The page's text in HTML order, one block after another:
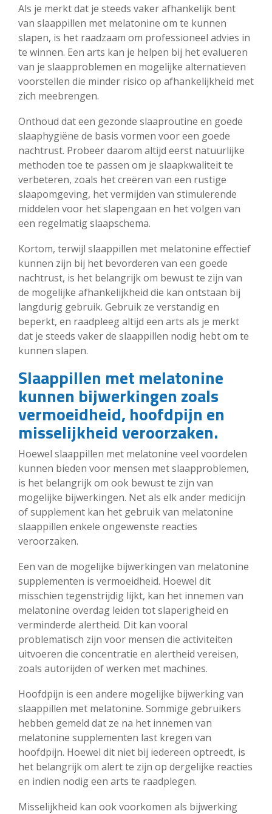
Als je merkt dat je steeds vaker afhankelijk bent
van slaappillen met melatonine om te kunnen
slapen, is het raadzaam om professioneel advies in
te winnen. Een arts kan je helpen bij het evalueren
van je slaapproblemen en mogelijke alternatieven
voorstellen die minder risico op afhankelijkheid met
zich meebrengen.
Onthoud dat een gezonde slaaproutine en goede
slaaphygiëne de basis vormen voor een goede
nachtrust. Probeer daarom altijd eerst natuurlijke
methoden toe te passen om je slaapkwaliteit te
verbeteren, zoals het creëren van een rustige
slaapomgeving, het vermijden van stimulerende
middelen voor het slapengaan en het volgen van
een regelmatig slaapschema.
Kortom, terwijl slaappillen met melatonine effectief
kunnen zijn bij het bevorderen van een goede
nachtrust, is het belangrijk om bewust te zijn van
de mogelijke afhankelijkheid die kan ontstaan bij
langdurig gebruik. Gebruik ze verstandig en
beperkt, en raadpleeg altijd een arts als je merkt
dat je steeds vaker de slaappillen nodig hebt om te
kunnen slapen.
Slaappillen met melatonine
kunnen bijwerkingen zoals
vermoeidheid, hoofdpijn en
misselijkheid veroorzaken.
Hoewel slaappillen met melatonine veel voordelen
kunnen bieden voor mensen met slaapproblemen,
is het belangrijk om ook bewust te zijn van
mogelijke bijwerkingen. Net als elk ander medicijn
of supplement kan het gebruik van melatonine
slaappillen enkele ongewenste reacties
veroorzaken.
Een van de mogelijke bijwerkingen van melatonine
supplementen is vermoeidheid. Hoewel dit
misschien tegenstrijdig lijkt, kan het innemen van
melatonine overdag leiden tot slaperigheid en
verminderde alertheid. Dit kan vooral
problematisch zijn voor mensen die activiteiten
uitvoeren die concentratie en alertheid vereisen,
zoals autorijden of werken met machines.
Hoofdpijn is een andere mogelijke bijwerking van
slaappillen met melatonine. Sommige gebruikers
hebben gemeld dat ze na het innemen van
melatonine supplementen last kregen van
hoofdpijn. Hoewel dit niet bij iedereen optreedt, is
het belangrijk om alert te zijn op dergelijke reacties
en indien nodig een arts te raadplegen.
Misselijkheid kan ook voorkomen als bijwerking